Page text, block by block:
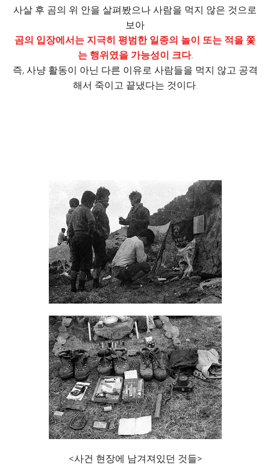
사살 후 곰의 위 안을 살펴봤으나 사람을 먹지 않은 것으로
보아
곰의 입장에서는 지극히 평범한 일종의 놀이 또는 적을 쫓
는 행위였을 가능성이 크다.
즉, 사냥 활동이 아닌 다른 이유로 사람들을 먹지 않고 공격
해서 죽이고 끝냈다는 것이다.
<사건 현장에 남겨져있던 것들>